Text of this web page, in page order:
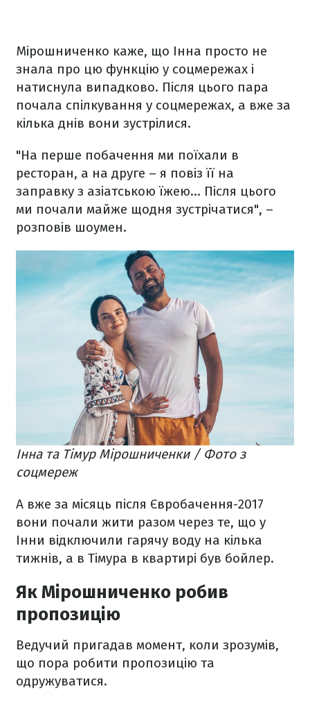
Мірошниченко каже, що Інна просто не
знала про цю функцію у соцмережах і
натиснула випадково. Після цього пара
почала спілкування у соцмережах, а вже за
кілька днів вони зустрілися.
"На перше побачення ми поїхали в
ресторан, а на друге – я повіз її на
заправку з азіатською їжею… Після цього
ми почали майже щодня зустрічатися", –
розповів шоумен.
Інна та Тімур Мірошниченки / Фото з
соцмереж
А вже за місяць після Євробачення-2017
вони почали жити разом через те, що у
Інни відключили гарячу воду на кілька
тижнів, а в Тімура в квартирі був бойлер.
Як Мірошниченко робив
пропозицію
Ведучий пригадав момент, коли зрозумів,
що пора робити пропозицію та
одружуватися.